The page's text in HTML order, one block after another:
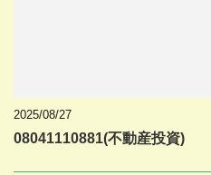
2025/08/27
08041110881(不動産投資)